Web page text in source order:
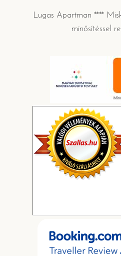
Lugas Apartman ****
minősítéssel